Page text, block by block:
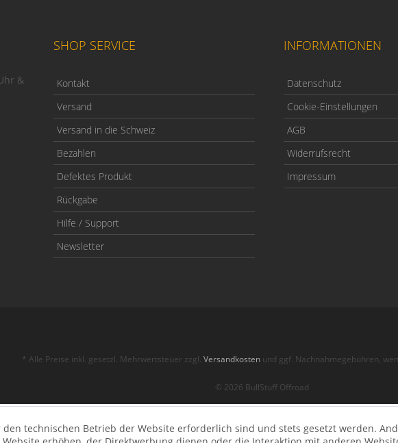
&
SHOP SERVICE
Kontakt
Versand
Versand in die Schweiz
Bezahlen
Defektes Produkt
Rückgabe
Hilfe / Support
Newsletter
INFORMATIONEN
Datenschutz
Cookie-Einstellungen
AGB
Widerrufsrecht
Impressum
* Alle Preise inkl. gesetzl. Mehrwertsteuer zzgl. Versandkostenund ggf. Nachnahmegebühren,
© 2026 BullStuff Offroad
technischen Betrieb der Website erforderlich sind und stets gesetzt werden.